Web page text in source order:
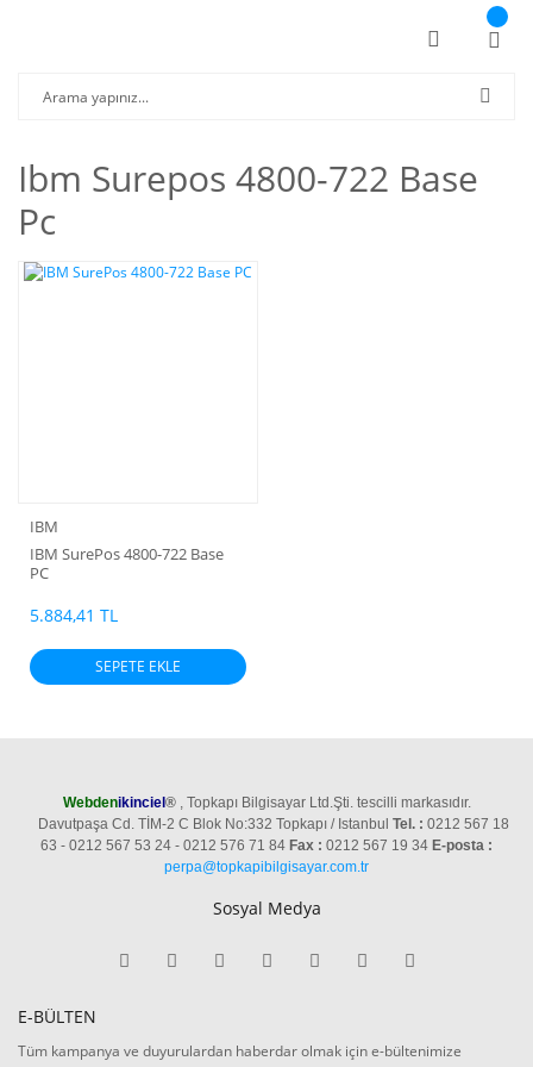
Ibm Surepos 4800-722 Base
Pc
IBM
IBM SurePos 4800-722 Base
PC
5.884,41 TL
SEPETE EKLE
Webdenikinciel®, Topkapı Bilgisayar Ltd.Şti. tescilli markasıdır.
Davutpaşa Cd. TİM-2 C Blok No:332 Topkapı / Istanbul Tel. : 0212 567 18
63 - 0212 567 53 24 - 0212 576 71 84 Fax : 0212 567 19 34 E-posta :
perpa@topkapibilgisayar.com.tr
Sosyal Medya
E-BÜLTEN
Tüm kampanya ve duyurulardan haberdar olmak için e-bültenimize